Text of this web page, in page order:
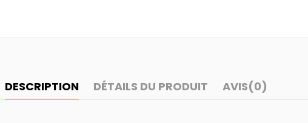
DESCRIPTION DÉTAILS DU PRODUIT AVIS(0)